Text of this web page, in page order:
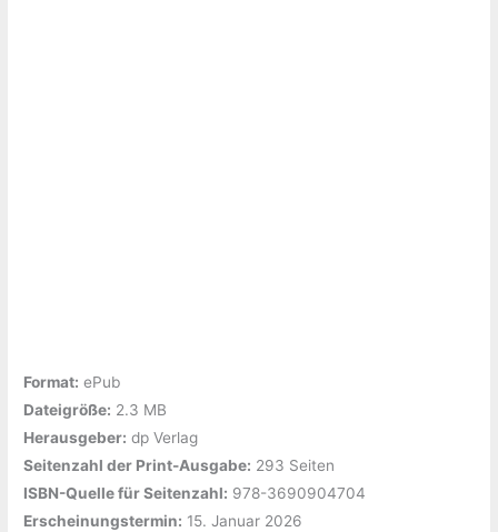
Format: ePub
Dateigröße: ‎2.3 MB
Herausgeber: ‎dp Verlag
Seitenzahl der Print-Ausgabe: ‎293 Seiten
ISBN-Quelle für Seitenzahl: ‎978-3690904704
Erscheinungstermin: ‎15. Januar 2026